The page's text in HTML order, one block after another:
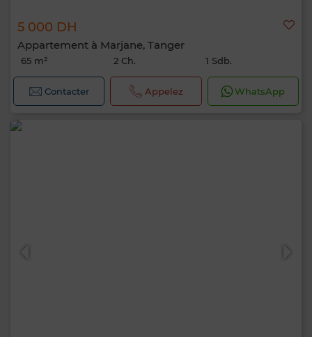
5 000 DH
Appartement à Marjane, Tanger
65 m² 2 Ch. 1 Sdb.
Contacter Appelez WhatsApp